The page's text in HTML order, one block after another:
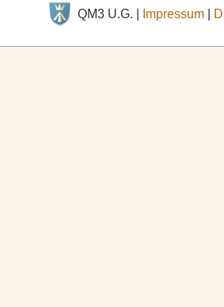
QM3 U.G. | Impressum